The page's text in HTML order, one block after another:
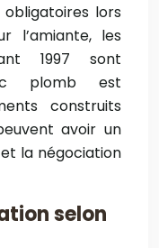
lors
l’amiante, les
1997 sont
plomb est
construits
avoir un
la négociation
selon